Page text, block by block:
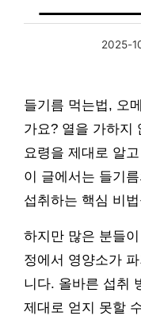
2025-
들기름 먹는법, 오
가요? 열을 가하지
요령을 제대로 알
이 글에서는 들기
섭취하는 핵심 비
하지만 많은 분들
정에서 영양소가
니다. 올바른 섭취
제대로 얻지 못할